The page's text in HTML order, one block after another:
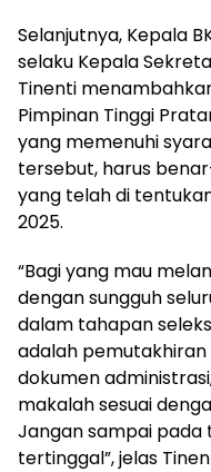
Selanjutnya, Kepala
selaku Kepala
Tinenti
Pimpinan Tinggi
yang memenuhi
tersebut, harus
yang telah di
2025.
“Bagi yang mau
dengan sungguh
dalam tahapan
adalah
dokumen
makalah sesuai
Jangan sampai pada
tertinggal”, jelas